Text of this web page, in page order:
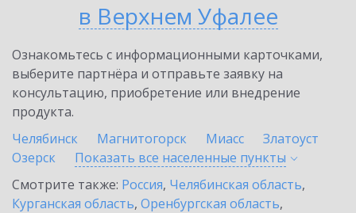
в Верхнем Уфалее
Ознакомьтесь с информационными карточками,
выберите партнёра и отправьте заявку на
консультацию, приобретение или внедрение
продукта.
Челябинск
Магнитогорск Миасс
Златоуст
Озерск
Показать все населенные пункты
Смотрите также: Россия, Челябинская область,
Курганская область, Оренбургская область,